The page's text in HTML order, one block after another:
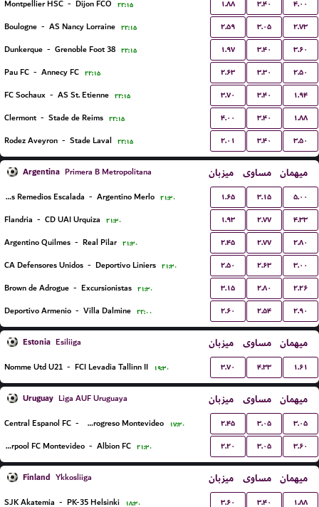
Montpellier HSC - Dijon FCO ۲۲:۱۵ ۱.۸۸ ۳.۴۰ ۴.۰۰
Boulogne - AS Nancy Lorraine ۲۲:۱۵ ۲.۵۹ ۳.۰۵ ۲.۷۳
Dunkerque - Grenoble Foot 38 ۲۲:۱۵ ۱.۹۷ ۳.۴۰ ۳.۶۰
Pau FC - Annecy FC ۲۲:۱۵ ۲.۶۳ ۳.۳۰ ۲.۵۰
FC Sochaux - AS St. Etienne ۲۲:۱۵ ۳.۷۰ ۳.۴۰ ۱.۹۴
Clermont - Stade de Reims ۲۲:۱۵ ۴.۰۰ ۳.۴۰ ۱.۸۸
Rodez Aveyron - Stade Laval ۲۲:۱۵ ۲.۰۱ ۳.۴۰ ۳.۵۰
Argentina Primera B Metropolitana میزبان مساوی میهمان
Talleres Remedios Escalada - Argentino Merlo ۲۱:۳۰ ۱.۶۵ ۳.۱۵ ۵.۰۰
Flandria - CD UAI Urquiza ۲۱:۳۰ ۱.۹۳ ۲.۷۷ ۴.۳۳
Argentino Quilmes - Real Pilar ۲۱:۳۰ ۲.۴۵ ۲.۷۷ ۲.۸۰
CA Defensores Unidos - Deportivo Liniers ۲۱:۳۰ ۲.۵۰ ۲.۶۳ ۳.۰۰
Brown de Adrogue - Excursionistas ۲۱:۳۰ ۳.۱۵ ۲.۸۰ ۲.۲۶
Deportivo Armenio - Villa Dalmine ۲۲:۰۰ ۲.۶۰ ۲.۵۴ ۲.۹۰
Estonia Esiliiga میزبان مساوی میهمان
Nomme Utd U21 - FCI Levadia Tallinn II ۱۹:۳۰ ۳.۷۰ ۴.۳۳ ۱.۶۱
Uruguay Liga AUF Uruguaya میزبان مساوی میهمان
Central Espanol FC - CA Progreso Montevideo ۱۷:۳۰ ۲.۴۵ ۳.۰۵ ۳.۰۵
Liverpool FC Montevideo - Albion FC ۲۱:۳۰ ۲.۲۰ ۳.۰۵ ۳.۶۰
Finland Ykkosliiga میزبان مساوی میهمان
SJK Akatemia - PK-35 Helsinki ۱۸:۳۰ ۳.۶۰ ۳.۴۰ ۱.۸۸